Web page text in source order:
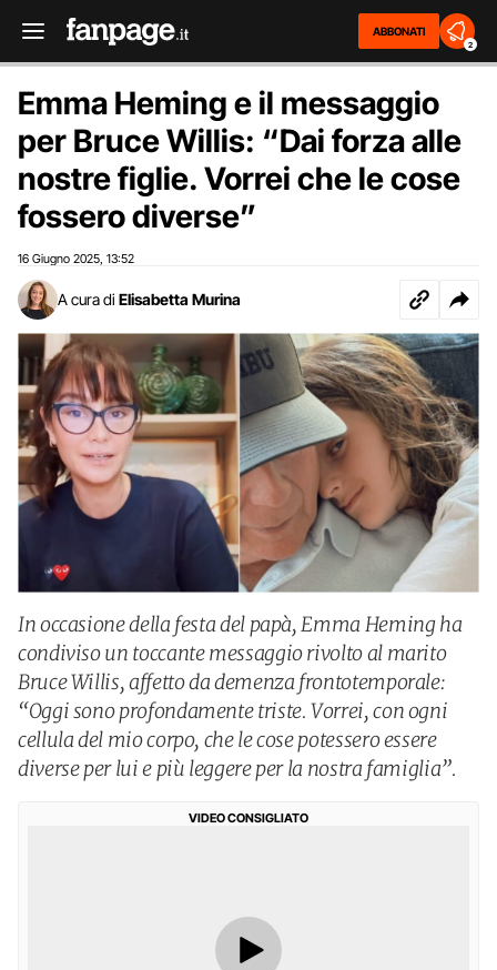
ABBONATI
2
Emma Heming e il messaggio
per Bruce Willis: “Dai forza alle
nostre figlie. Vorrei che le cose
fossero diverse”
16 Giugno 2025 13:52
A cura di Elisabetta Murina
In occasione della festa del papà, Emma Heming ha
condiviso un toccante messaggio rivolto al marito
Bruce Willis, affetto da demenza frontotemporale:
“Oggi sono profondamente triste. Vorrei, con ogni
cellula del mio corpo, che le cose potessero essere
diverse per lui e più leggere per la nostra famiglia”.
VIDEO CONSIGLIATO